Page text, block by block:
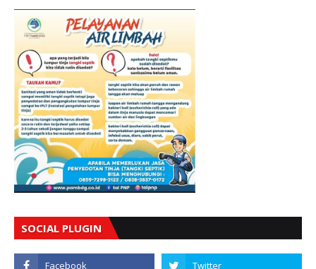
SOCIAL PLUGIN